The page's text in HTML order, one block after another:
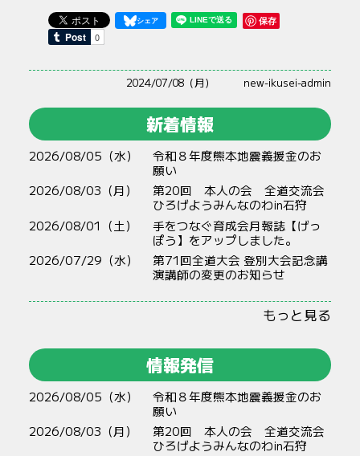
保存
2024/07/08（月） new-ikusei-admin
新着情報
2026/08/05（水）
令和８年度熊本地震義援金のお
願い
2026/08/03（月）
第20回 本人の会 全道交流会
ひろげようみんなのわin石狩
2026/08/01（土）
手をつなぐ育成会月報誌【げっ
ぽう】をアップしました。
2026/07/29（水）
第71回全道大会 登別大会記念講
演講師の変更のお知らせ
もっと見る
情報発信
2026/08/05（水）
令和８年度熊本地震義援金のお
願い
2026/08/03（月）
第20回 本人の会 全道交流会
ひろげようみんなのわin石狩